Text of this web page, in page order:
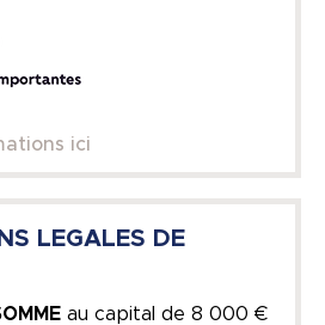
ici
LEGALES DE
au capital de 8 000 €